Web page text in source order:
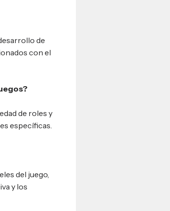
de
con el
de roles y
específicas.
del juego,
y los